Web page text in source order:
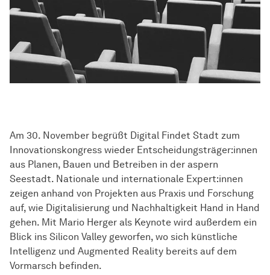
Am 30. November begrüßt Digital Findet Stadt zum
Innovationskongress wieder Entscheidungsträger:innen
aus Planen, Bauen und Betreiben in der aspern
Seestadt. Nationale und internationale Expert:innen
zeigen anhand von Projekten aus Praxis und Forschung
auf, wie Digitalisierung und Nachhaltigkeit Hand in Hand
gehen. Mit Mario Herger als Keynote wird außerdem ein
Blick ins Silicon Valley geworfen, wo sich künstliche
Intelligenz und Augmented Reality bereits auf dem
Vormarsch befinden.